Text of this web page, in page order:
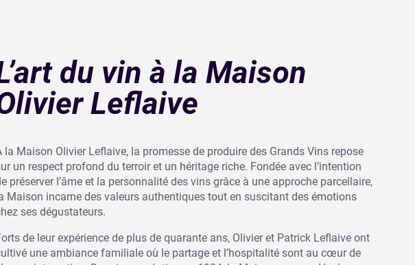
du vin à la Maison
Leflaive
la Maison Olivier Leflaive, la promesse de produire des Grands Vins repose
un respect profond du terroir et un héritage riche. Fondée avec l’intention
préserver l’âme et la personnalité des vins grâce à une approche parcellaire,
Maison incarne des valeurs authentiques tout en suscitant des émotions
ses dégustateurs.
de leur expérience de plus de quarante ans, Olivier et Patrick Leflaive ont
une ambiance familiale où le partage et l’hospitalité sont au cœur de